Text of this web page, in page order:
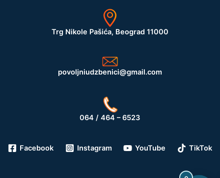
Trg Nikole Pašića, Beograd 11000
povoljniudzbenici@gmail.com
064 / 464 – 6523
Facebook Instagram YouTube TikTok